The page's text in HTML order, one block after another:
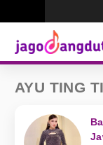
AYU TING